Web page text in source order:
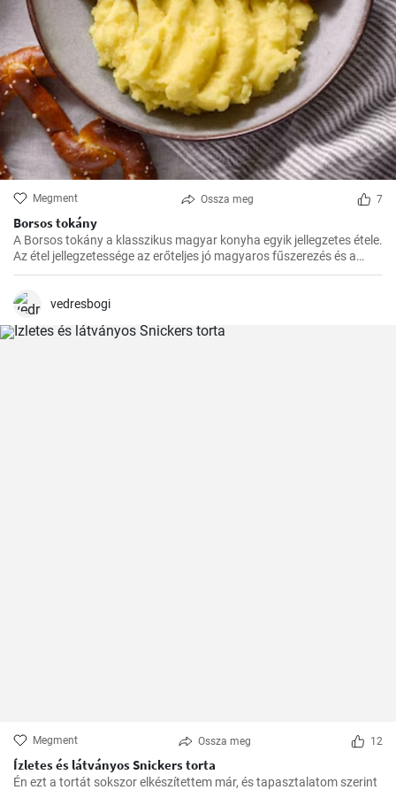
Megment Ossza meg 7
Borsos tokány
A Borsos tokány a klasszikus magyar konyha egyik jellegzetes étele.
Az étel jellegzetessége az erőteljes jó magyaros fűszerezés és a
hosszú, lassú főzés, melynek köszönhetően az ízek mindig
belőle.
vedresbogi
Megment Ossza meg 12
Ízletes és látványos Snickers torta
Én ezt a tortát sokszor elkészítettem már, és tapasztalatom szerint